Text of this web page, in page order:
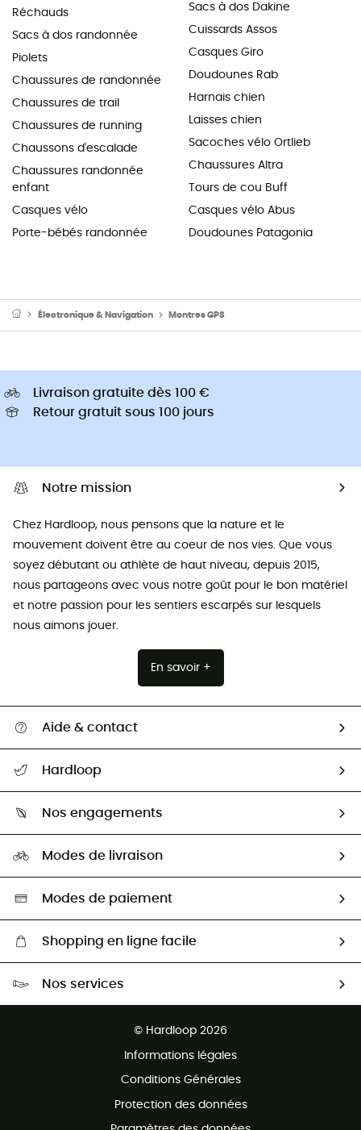
Réchauds
Sacs à dos randonnée
Piolets
Chaussures de randonnée
Chaussures de trail
Chaussures de running
Chaussons d'escalade
Chaussures randonnée
enfant
Casques vélo
Porte-bébés randonnée
Sacs à dos Dakine
Cuissards Assos
Casques Giro
Doudounes Rab
Harnais chien
Laisses chien
Sacoches vélo Ortlieb
Chaussures Altra
Tours de cou Buff
Casques vélo Abus
Doudounes Patagonia
Électronique & Navigation Montres GPS
Livraison gratuite dès 100 €
Retour gratuit sous 100 jours
Notre mission
Chez Hardloop, nous pensons que la nature et le
mouvement doivent être au coeur de nos vies. Que vous
soyez débutant ou athlète de haut niveau, depuis 2015,
nous partageons avec vous notre goût pour le bon matériel
et notre passion pour les sentiers escarpés sur lesquels
nous aimons jouer.
En savoir +
Aide & contact
Guide des tailles
Seconde Main
Aide & Contact
Hardloop
HardGuides
Nos engagements
Sélection éco-responsable
Modes de livraison
Modes de paiement
Shopping en ligne facile
Nos services
© Hardloop 2026
Informations légales
Conditions Générales
Protection des données